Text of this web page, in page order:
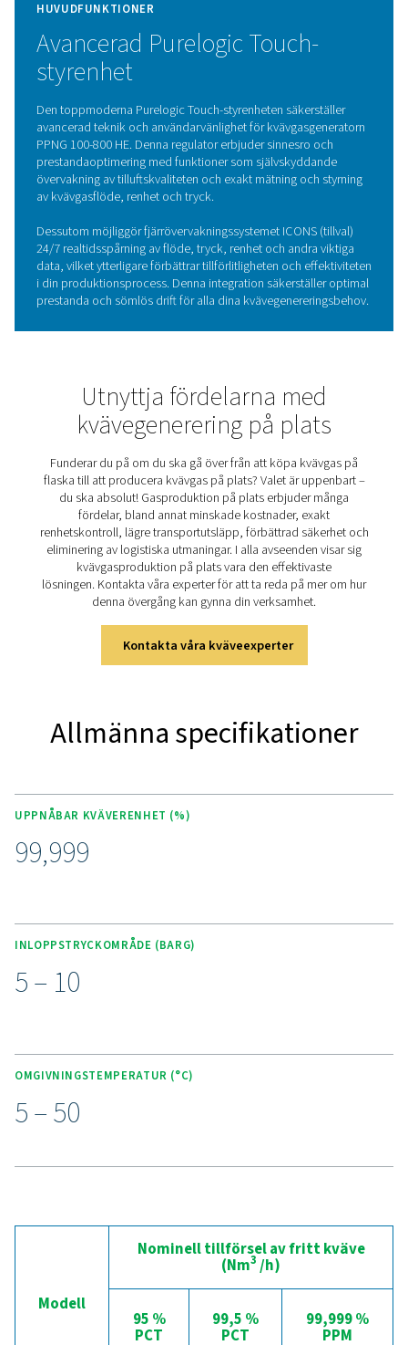
HUVUDFUNKTIONER
Syresensorer av zirkonium
PPNG 100-800 HE-kvävgasgeneratorerna är utrustade
toppmoderna zirkoniumsensorer som säkerställer
noggrannhet vid mätning av syrenivåer. Dessa
sensorer utnyttjar de unika egenskaperna hos
och erbjuder snabba svarstider och anmärkningsvärd
tillförlitlighet, även i tuffa industriella miljöer.
zirkoniumsensorer till att upprätthålla hög kväverenhet,
förbättrar kvävegeneratorernas övergripande
prestanda. Denna integration resulterar i konsekvent
kvävgasproduktion av hög kvalitet med minskat
underhållsbehov, vilket gör PPNG 100-800 HE-serien till
bästa valet för olika industriella tillämpningar
HUVUDFUNKTIONER
Avancerad Purelogic Touch-
Den toppmoderna Purelogic Touch-styrenheten
avancerad teknik och användarvänlighet för
PPNG 100-800 HE. Denna regulator erbjuder sinnesro
prestandaoptimering med funktioner som
övervakning av tilluftskvaliteten och exakt mätning och